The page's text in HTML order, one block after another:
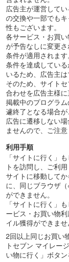
広告主が運営して
の交換や一部でも
性もございます。
各サービス・お買
が予告なしに変更
条件が適用されます
条件を達成してい
いるため、広告主
そのため、サイト
合わせを広告主様に
掲載中のプログラ
遽終了となる場合が
広告に遷移しない
ませんので、ご注意
利用手順
「サイトに行く」
トを訪問し、ご利用
サイトに移動して
に、同じブラウザ
ができません。
「サイトに行く」
ービス・お買い物
イル獲得ができませ
2回以上同じお買い
トセブン マイレー
い物に行く」ボタ